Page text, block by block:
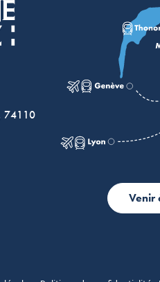
74110
Venir